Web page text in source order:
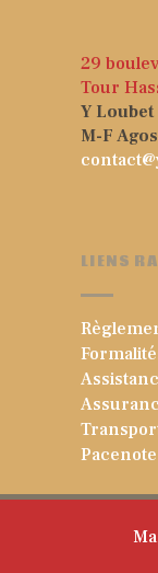
29
Tour
Y Loubet
M-F
LIENS
Pacenote